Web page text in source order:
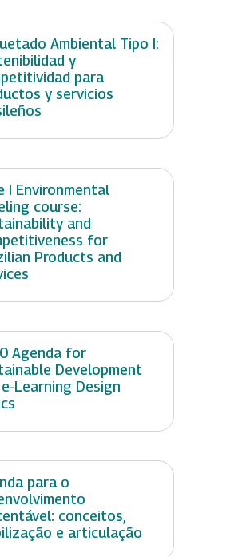
Ambiental Tipo I:
y
para
y servicios
I Environmental
course:
and
for
Products and
Agenda for
Development
Learning Design
para o
conceitos,
e articulação